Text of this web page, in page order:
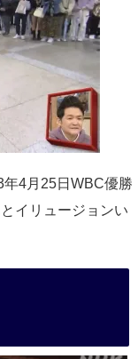
4月25日WBC優勝
イリュージョンい